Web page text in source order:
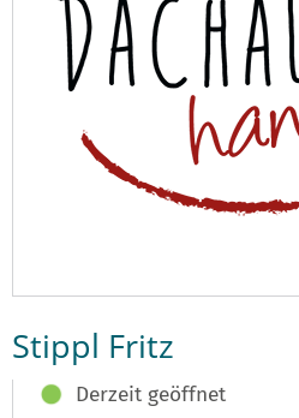
Stippl Fritz
Derzeit geöffnet